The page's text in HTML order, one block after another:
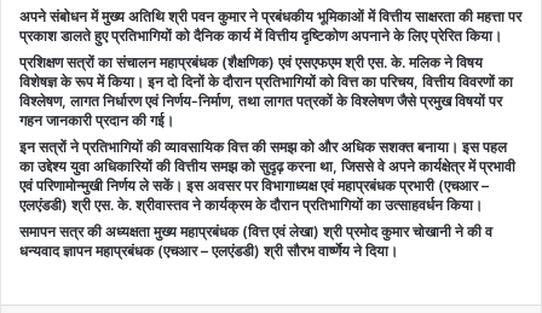
अपने संबोधन में मुख्य अतिथि श्री पवन कुमार ने प्रबंधकीय भूमिकाओं में वित्तीय साक्षरता की महत्ता पर
प्रकाश डालते हुए प्रतिभागियों को दैनिक कार्य में वित्तीय दृष्टिकोण अपनाने के लिए प्रेरित किया।
प्रशिक्षण सत्रों का संचालन महाप्रबंधक (शैक्षणिक) एवं एसएफएम श्री एस. के. मलिक ने विषय
विशेषज्ञ के रूप में किया। इन दो दिनों के दौरान प्रतिभागियों को वित्त का परिचय, वित्तीय विवरणों का
विश्लेषण, लागत निर्धारण एवं निर्णय-निर्माण, तथा लागत पत्रकों के विश्लेषण जैसे प्रमुख विषयों पर
गहन जानकारी प्रदान की गई।
इन सत्रों ने प्रतिभागियों की व्यावसायिक वित्त की समझ को और अधिक सशक्त बनाया। इस पहल
का उद्देश्य युवा अधिकारियों की वित्तीय समझ को सुदृढ़ करना था, जिससे वे अपने कार्यक्षेत्र में प्रभावी
एवं परिणामोन्मुखी निर्णय ले सकें। इस अवसर पर विभागाध्यक्ष एवं महाप्रबंधक प्रभारी (एचआर –
एलएंडडी) श्री एस. के. श्रीवास्तव ने कार्यक्रम के दौरान प्रतिभागियों का उत्साहवर्धन किया।
समापन सत्र की अध्यक्षता मुख्य महाप्रबंधक (वित्त एवं लेखा) श्री प्रमोद कुमार चोखानी ने की व
धन्यवाद ज्ञापन महाप्रबंधक (एचआर – एलएंडडी) श्री सौरभ वार्ष्णेय ने दिया।